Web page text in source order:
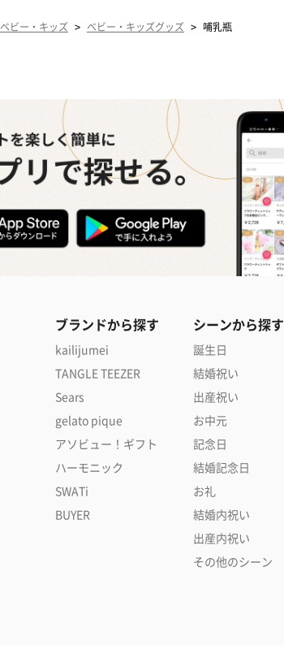
ベビー・キッズ > ベビー・キッズグッズ > 哺乳瓶
ブランドから探す
kailijumei
TANGLE TEEZER
Sears
gelato pique
アソビュー！ギフト
ハーモニック
SWATi
BUYER
シーンから探す
誕生日
結婚祝い
出産祝い
お中元
記念日
結婚記念日
お礼
結婚内祝い
出産内祝い
その他のシーン